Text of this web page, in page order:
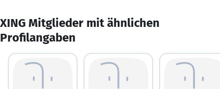
XING Mitglieder mit ähnlichen
Profilangaben